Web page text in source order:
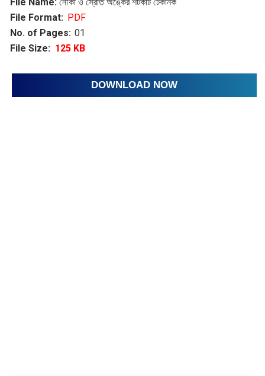
File Format: PDF
No. of Pages: 01
File Size: 125 KB
DOWNLOAD NOW